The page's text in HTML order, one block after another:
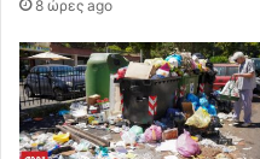
8 ώρες ago